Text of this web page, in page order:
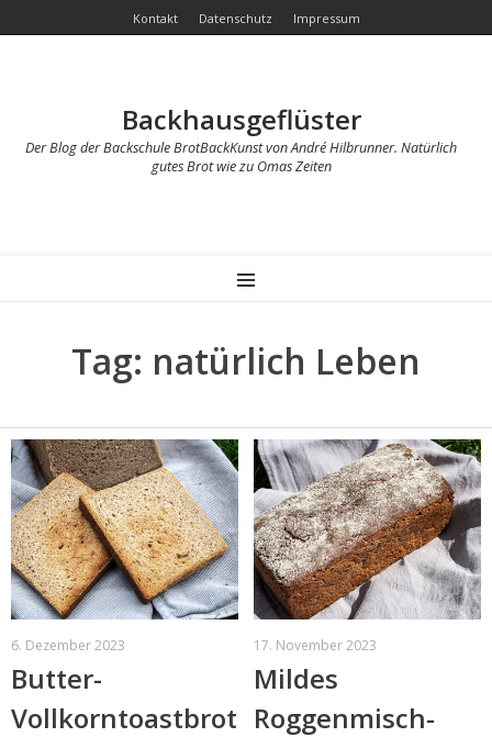
Kontakt Datenschutz Impressum
Backhausgeflüster
Der Blog der Backschule BrotBackKunst von André Hilbrunner. Natürlich
gutes Brot wie zu Omas Zeiten
MENU
Tag: natürlich Leben
6. Dezember 2023
Butter-
Vollkorntoastbrot
17. November 2023
Mildes
Roggenmisch-